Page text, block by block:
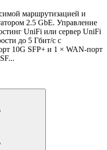
маршрутизацией и
2.5 GbE. Управление
UniFi или сервер UniFi
до 5 Гбит/с с
10G SFP+ и 1 × WAN-порт